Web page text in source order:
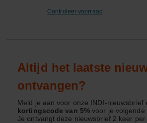
Controleer voorraad
Altijd het laatste
ontvangen?
Meld je aan voor onze INDI-nieuwsbrief
kortingscode van 5%voor je volgende
Je ontvangt deze nieuwsbrief 2 keer per